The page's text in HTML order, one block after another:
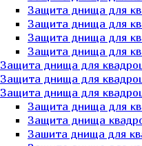
Защита днища для
Защита днища для
Защита днища для
Защита днища для
Защита днища для
Защита днища для
Защита днища для
Защита днища для
Защита днища
Зашита днища для